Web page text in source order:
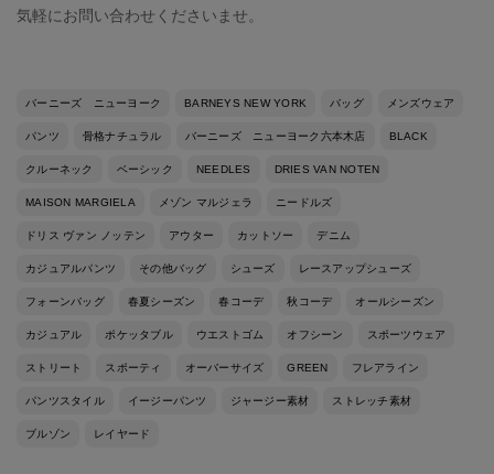
気軽にお問い合わせくださいませ。
バーニーズ ニューヨーク BARNEYS NEW YORK バッグ メンズウェア
パンツ 骨格ナチュラル バーニーズ ニューヨーク六本木店 BLACK
クルーネック ベーシック NEEDLES DRIES VAN NOTEN
MAISON MARGIELA メゾン マルジェラ ニードルズ
ドリス ヴァン ノッテン アウター カットソー デニム
カジュアルパンツ その他バッグ シューズ レースアップシューズ
フォーンバッグ 春夏シーズン 春コーデ 秋コーデ オールシーズン
カジュアル ポケッタブル ウエストゴム オフシーン スポーツウェア
ストリート スポーティ オーバーサイズ GREEN フレアライン
パンツスタイル イージーパンツ ジャージー素材 ストレッチ素材
ブルゾン レイヤード